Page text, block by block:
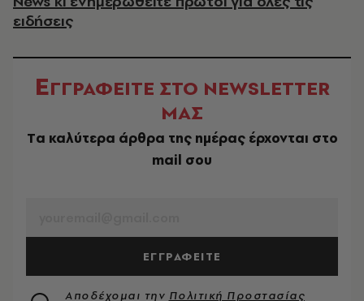
ειδήσεις
ΕΓΓΡΑΦΕΙΤΕ ΣΤΟ NEWSLETTER
ΜΑΣ
Tα καλύτερα άρθρα της ημέρας έρχονται στο
mail σου
ΕΓΓΡΑΦΕΙΤΕ
Αποδέχομαι την Πολιτική Προστασίας